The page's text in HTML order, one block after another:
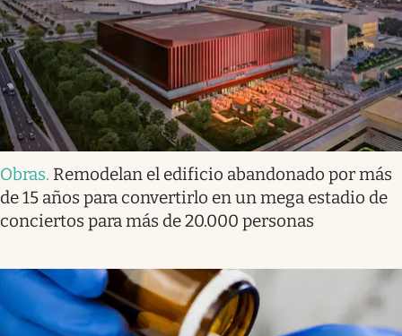
Obras. Remodelan el edificio abandonado por más
de 15 años para convertirlo en un mega estadio de
conciertos para más de 20.000 personas